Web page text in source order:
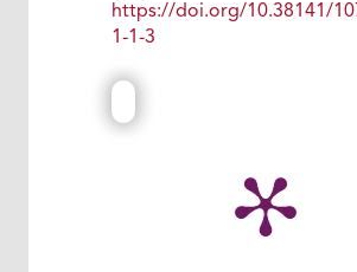
https://doi.org/10.38141/
1-1-3